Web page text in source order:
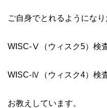
ご自身でとれるようにな
WISC-Ⅴ（ウィスク5）検
WISC-Ⅳ（ウィスク4）検
お教えしています。